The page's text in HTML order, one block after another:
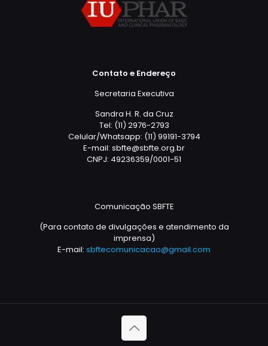
Contato e Endereço
Secretaria Executiva
Sandra H. R. da Cruz
Tel: (11) 2976-2793
Celular/Whatsapp: (11) 99191-3794
E-mail: sbfte@sbfte.org.br
CNPJ: 49236359/0001-51
Comunicação SBFTE
(Para contato de divulgações e atendimento da
imprensa)
E-mail: sbftecomunicacao@gmail.com